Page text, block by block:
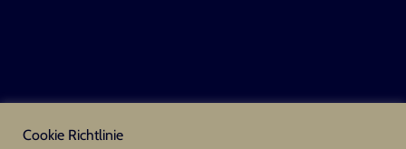
Cookie Richtlinie